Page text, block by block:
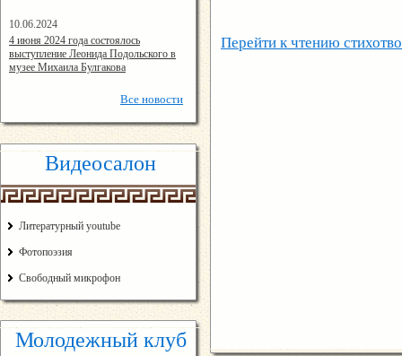
10.06.2024
15:02:44
4 июня 2024 года состоялось
выступление Леонида Подольского в
музее Михаила Булгакова
Все новости
Видеосалон
Литературный youtube
Фотопоэзия
Свободный микрофон
Молодежный клуб
Перейти к чтению